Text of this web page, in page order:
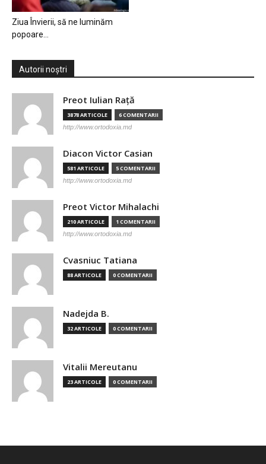
Ziua Învierii, să ne luminăm
popoare…
Autorii noștri
Preot Iulian Raţă
3878 ARTICOLE 6 COMENTARII
http://www.ortodoxia.md
Diacon Victor Casian
581 ARTICOLE 5 COMENTARII
http://www.ortodoxia.md
Preot Victor Mihalachi
210 ARTICOLE 1 COMENTARII
http://www.ortodoxia.md
Cvasniuc Tatiana
88 ARTICOLE 0 COMENTARII
Nadejda B.
32 ARTICOLE 0 COMENTARII
Vitalii Mereutanu
23 ARTICOLE 0 COMENTARII